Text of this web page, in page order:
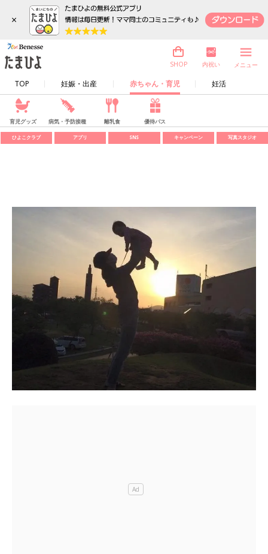
×
TOP 妊娠・出産 赤ちゃん・育児 妊活
SHOP 内祝い メニュー
育児グッズ 病気・予防接種 離乳食 優待パス
ひよこクラブ アプリ SNS キャンペーン 写真スタジオ